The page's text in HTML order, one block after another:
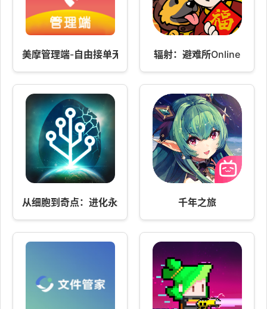
美摩管理端-自由接单无需坐班 辐射：避难所Online
从细胞到奇点：进化永无止境手游版 千年之旅